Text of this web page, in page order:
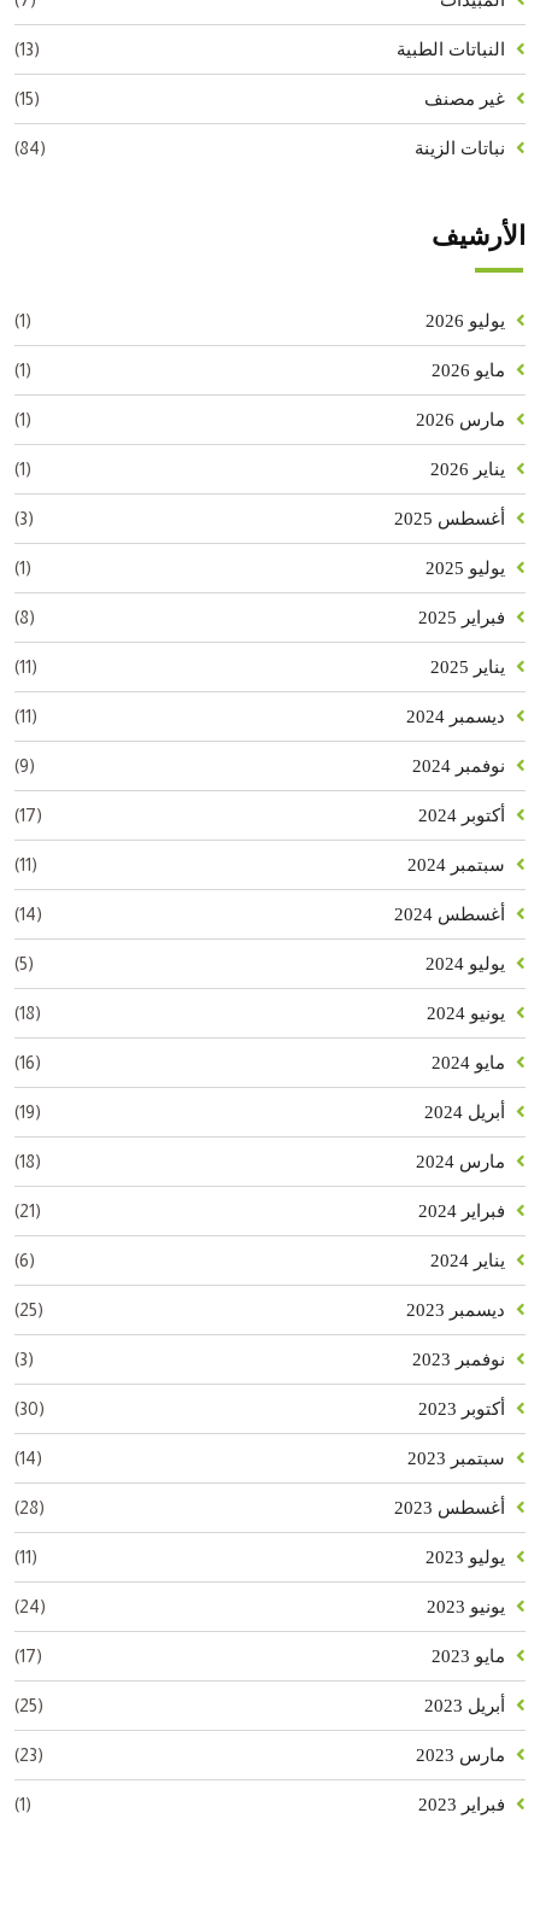
النباتات الطبية (13)
غير مصنف (15)
نباتات الزينة (84)
الأرشيف
يوليو 2026 (1)
مايو 2026 (1)
مارس 2026 (1)
يناير 2026 (1)
أغسطس 2025 (3)
يوليو 2025 (1)
فبراير 2025 (8)
يناير 2025 (11)
ديسمبر 2024 (11)
نوفمبر 2024 (9)
أكتوبر 2024 (17)
سبتمبر 2024 (11)
أغسطس 2024 (14)
يوليو 2024 (5)
يونيو 2024 (18)
مايو 2024 (16)
أبريل 2024 (19)
مارس 2024 (18)
فبراير 2024 (21)
يناير 2024 (6)
ديسمبر 2023 (25)
نوفمبر 2023 (3)
أكتوبر 2023 (30)
سبتمبر 2023 (14)
أغسطس 2023 (28)
يوليو 2023 (11)
يونيو 2023 (24)
مايو 2023 (17)
أبريل 2023 (25)
مارس 2023 (23)
فبراير 2023 (1)